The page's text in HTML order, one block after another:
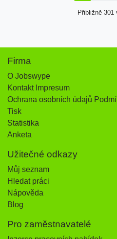
Přibližně 301
Firma
O Jobswype
Kontakt Impresum
Ochrana osobních údajů
Tisk
Statistika
Anketa
Užitečné odkazy
Můj seznam
Hledat práci
Nápověda
Blog
Pro zaměstnavatelé